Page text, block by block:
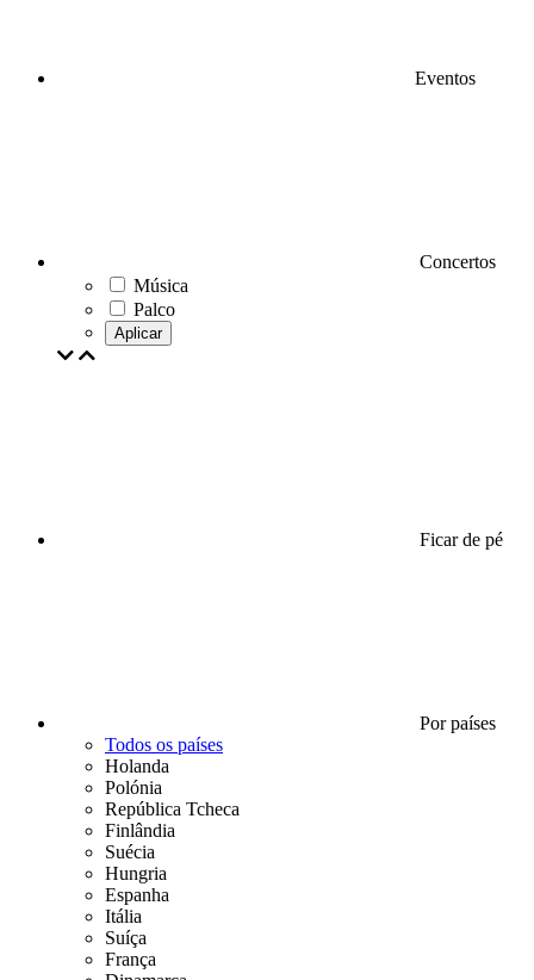
Eventos
Concertos
Música
Palco
Aplicar
Ficar de pé
Por países
Todos os países
Holanda
Polónia
República Tcheca
Finlândia
Suécia
Hungria
Espanha
Itália
Suíça
França